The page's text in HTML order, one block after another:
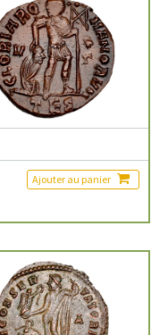
Ajouter au panier